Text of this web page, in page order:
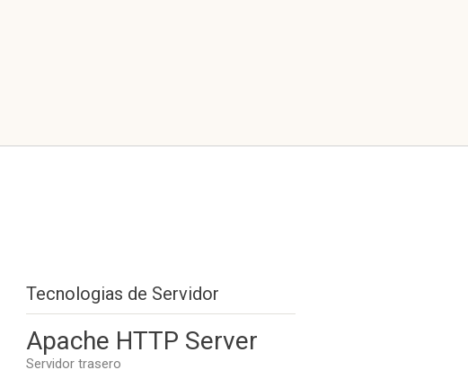
Tecnologias de Servidor
Apache HTTP Server
Servidor trasero